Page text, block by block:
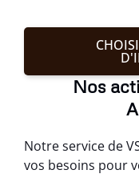
Nos
Notre service de
vos besoins pour